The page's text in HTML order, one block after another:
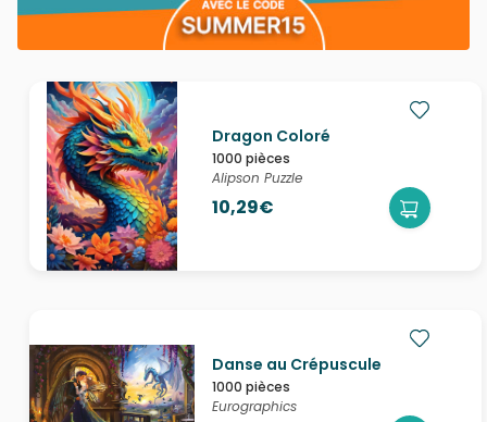
Dragon Coloré
1000 pièces
Alipson Puzzle
10,29€
Danse au Crépuscule
1000 pièces
Eurographics